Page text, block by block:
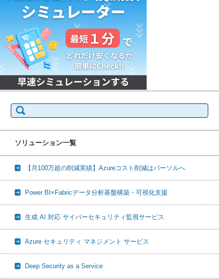
索:
ソリューション一覧
【月100万超の削減実績】Azureコスト削減はパーソルへ
Power BI×Fabricデータ分析基盤構築・可視化支援
生成 AI 対応 サイバーセキュリティ監視サービス
Azure セキュリティ マネジメント サービス
Deep Security as a Service